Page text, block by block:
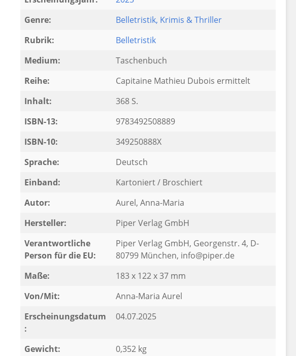
Genre:
Belletristik, Krimis & Thriller
Rubrik:
Belletristik
Medium:
Taschenbuch
Reihe:
Capitaine Mathieu Dubois ermittelt
Inhalt:
368 S.
ISBN-13:
9783492508889
ISBN-10:
349250888X
Sprache:
Deutsch
Einband:
Kartoniert / Broschiert
Autor:
Aurel, Anna-Maria
Hersteller:
Piper Verlag GmbH
Verantwortliche
Person für die EU:
Piper Verlag GmbH, Georgenstr. 4, D-
80799 München, info@piper.de
Maße:
183 x 122 x 37 mm
Von/Mit:
Anna-Maria Aurel
Erscheinungsdatum
:
04.07.2025
Gewicht: 0,352 kg